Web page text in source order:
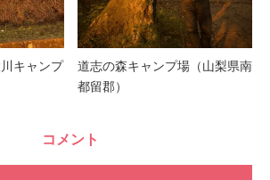
キャンプ
道志の森キャンプ場（山梨県南
都留郡）
コメント